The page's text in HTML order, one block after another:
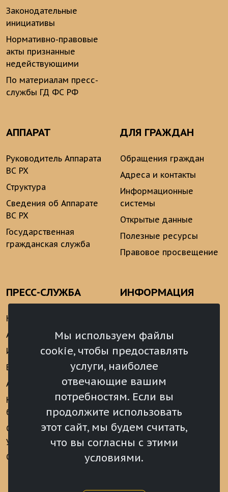
Мы используем файлы
cookie, чтобы предоставлять
услуги, наиболее
отвечающие вашим
потребностям. Если вы
продолжите использовать
этот сайт, мы будем считать,
что вы согласны с этими
условиями.
Законодательные
инициативы
Нормативно-правовые
акты признанные
недействующими
По материалам пресс-
службы ГД ФС РФ
АППАРАТ
Руководитель Аппарата
ВС РХ
Структура
Сведения об Аппарате
ВС РХ
Государственная
гражданская служба
ДЛЯ ГРАЖДАН
Обращения граждан
Адреса и контакты
Информационные
системы
Открытые данные
Полезные ресурсы
Правовое просвещение
ПРЕСС-СЛУЖБА
Новости
Анонсы
Интервью
Видеоматериалы
Аккредитация
Конкурс «Хрустальный
барс»
Сведения о СМИ
учрежденных ВС РХ
Опросы и голосования
ИНФОРМАЦИЯ
аналитические
материалы
Реализация Послания
Президента РФ
Федеральному
Собранию РФ
Местное
самоуправление
Финансы
Награды